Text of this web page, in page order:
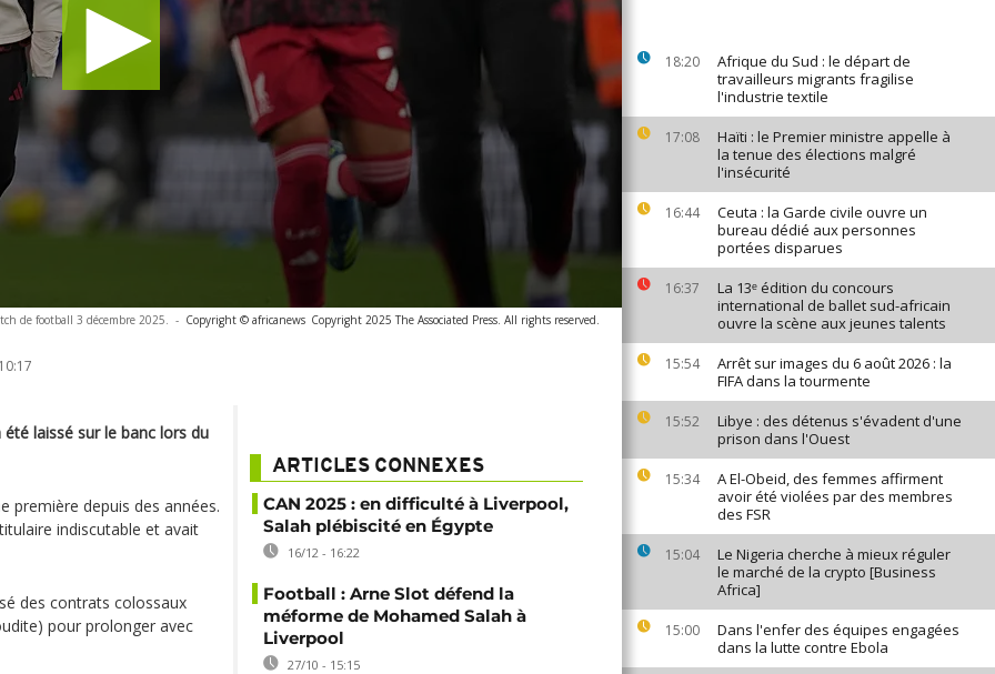
18:20
Afrique du Sud : le départ de
travailleurs migrants fragilise
l'industrie textile
17:08
Haïti : le Premier ministre appelle à
la tenue des élections malgré
l'insécurité
16:44
Ceuta : la Garde civile ouvre un
bureau dédié aux personnes
portées disparues
16:37
La 13ᵉ édition du concours
international de ballet sud-africain
ouvre la scène aux jeunes talents
15:54
Arrêt sur images du 6 août 2026 : la
FIFA dans la tourmente
15:52
Libye : des détenus s'évadent d'une
prison dans l'Ouest
15:34
A El-Obeid, des femmes affirment
avoir été violées par des membres
des FSR
15:04
Le Nigeria cherche à mieux réguler
le marché de la crypto [Business
Africa]
15:00
Dans l'enfer des équipes engagées
dans la lutte contre Ebola
de football 3 décembre 2025. - Copyright © africanews Copyright 2025 The Associated Press. All rights reserved.
laissé sur le banc lors du
première depuis des années.
indiscutable et avait
des contrats colossaux
pour prolonger avec
ARTICLES CONNEXES
CAN 2025 : en difficulté à Liverpool,
Salah plébiscité en Égypte
16/12 - 16:22
Football : Arne Slot défend la
méforme de Mohamed Salah à
Liverpool
27/10 - 15:15